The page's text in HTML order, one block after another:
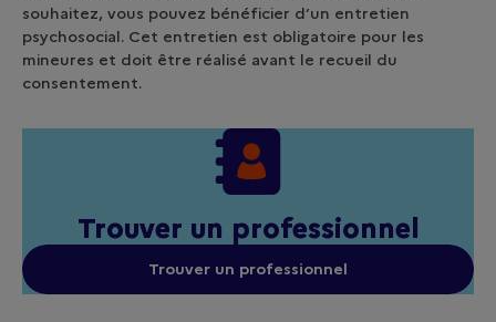
souhaitez, vous pouvez bénéficier d’un entretien
psychosocial. Cet entretien est obligatoire pour les
mineures et doit être réalisé avant le recueil du
consentement.
Trouver un professionnel
Trouver un professionnel